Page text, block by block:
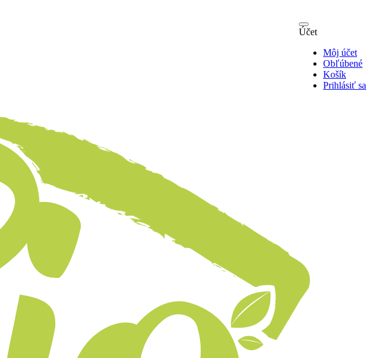
Účet
Môj účet
Obľúbené
Košík
Prihlásiť sa